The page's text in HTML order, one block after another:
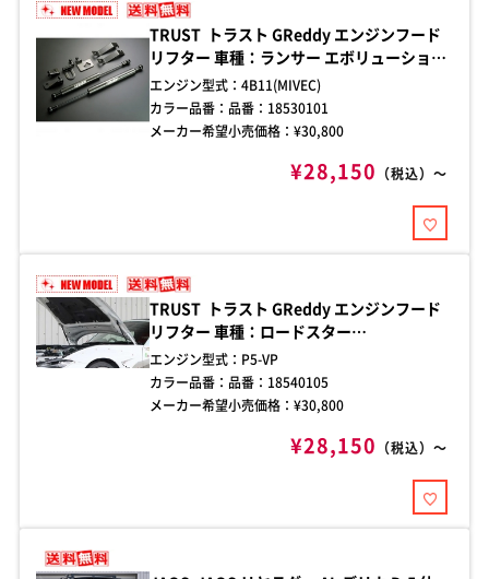
TRUST トラスト GReddy エンジンフード
リフター 車種：ランサー エボリューション
X 年式：2007/10- 型式：CZ4A 純正ボンネ
ット用
エンジン型式： 4B11(MIVEC)
カラー品番： 品番：18530101
メーカー希望小売価格：¥30,800
¥28,150 （税込）～
TRUST トラスト GReddy エンジンフード
リフター 車種：ロードスター
(ROADSTER) 年式：2015/05- 型式：
ND5RC 純正ボンネット用
エンジン型式： P5-VP
カラー品番： 品番：18540105
メーカー希望小売価格：¥30,800
¥28,150 （税込）～